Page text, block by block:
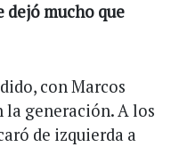
dejó mucho que
con Marcos
la generación. A los
de izquierda a